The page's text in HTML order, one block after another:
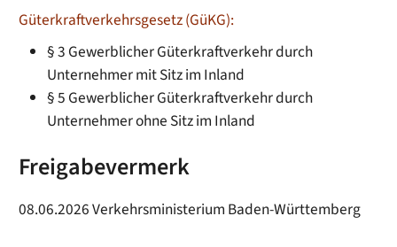
Güterkraftverkehrsgesetz (GüKG):
§ 3 Gewerblicher Güterkraftverkehr durch
Unternehmer mit Sitz im Inland
§ 5 Gewerblicher Güterkraftverkehr durch
Unternehmer ohne Sitz im Inland
Freigabevermerk
08.06.2026 Verkehrsministerium Baden-Württemberg